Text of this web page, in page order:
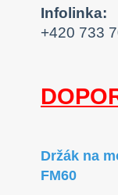
Infolinka:
+420 733
Držák na
FM60